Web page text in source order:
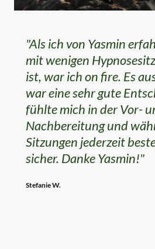
"Als ich von Yasmin
mit wenigen
ist, war ich on fire. Es
war eine sehr gute
fühlte mich in der Vor-
Nachbereitung und
Sitzungen jederzeit
sicher. Danke Yasmin!"
Stefanie W.